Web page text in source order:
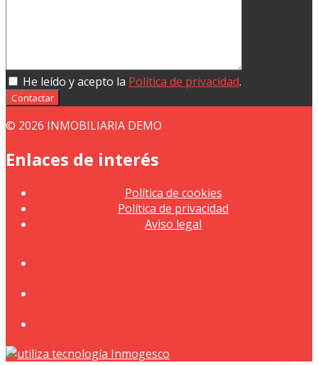
He leído y acepto la Política de privacidad.
Contactar
© 2026 INMOBILIARIA DEMO
Enlaces de interés
Política de cookies
Política de privacidad
Aviso legal